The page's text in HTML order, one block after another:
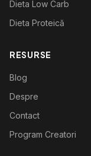
Dieta Low Carb
Dieta Proteică
RESURSE
Blog
Despre
Contact
Program Creatori